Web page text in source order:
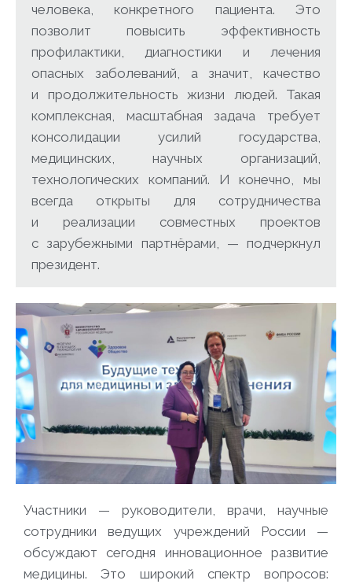
человека, конкретного пациента. Это
позволит повысить эффективность
профилактики, диагностики и лечения
опасных заболеваний, а значит, качество
и продолжительность жизни людей. Такая
комплексная, масштабная задача требует
консолидации усилий государства,
медицинских, научных организаций,
технологических компаний. И конечно, мы
всегда открыты для сотрудничества
и реализации совместных проектов
с зарубежными партнёрами, — подчеркнул
президент.
Участники — руководители, врачи, научные
сотрудники ведущих учреждений России —
обсуждают сегодня инновационное развитие
медицины. Это широкий спектр вопросов: